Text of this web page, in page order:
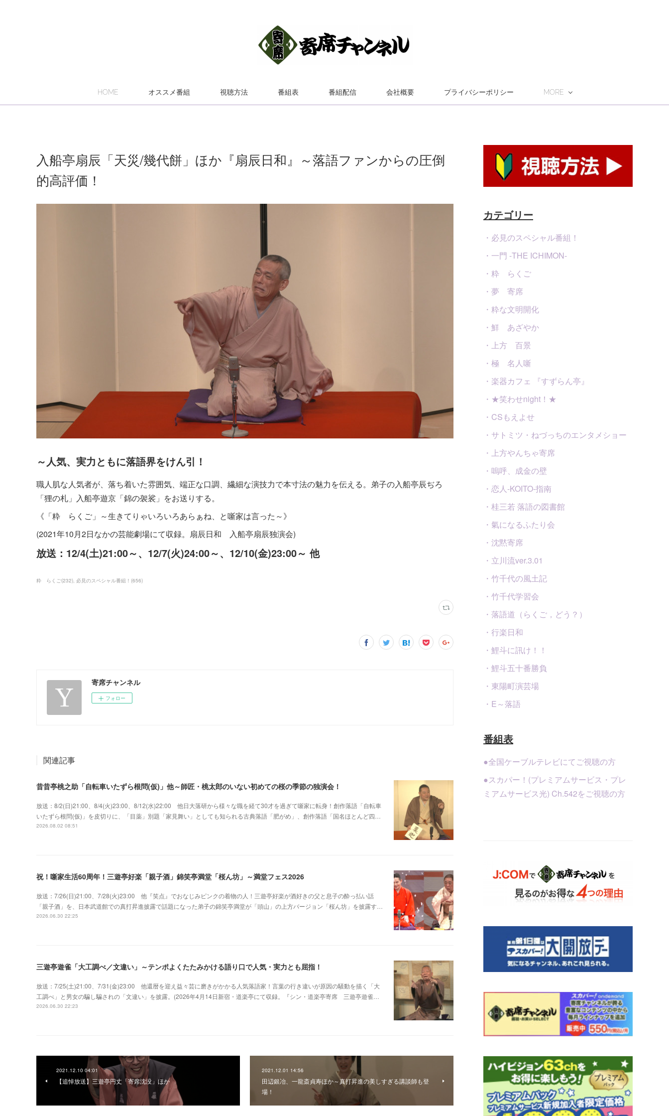
HOME オススメ番組 視聴方法 番組表 番組配信 会社概要 プライバシーポリシー MORE
入船亭扇辰「天災/幾代餅」ほか『扇辰日和』～落語ファンからの圧倒
的高評価！
～人気、実力ともに落語界をけん引！
職人肌な人気者が、落ち着いた雰囲気、端正な口調、繊細な演技力で本寸法の魅力を伝える。弟子の入船亭辰ぢろ
「狸の札」入船亭遊京「錦の袈裟」をお送りする。
《「粋 らくご」～生きてりゃいろいろあらぁね、と噺家は言った～》
(2021年10月2日なかの芸能劇場にて収録。扇辰日和 入船亭扇辰独演会)
放送：12/4(土)21:00～、12/7(火)24:00～、12/10(金)23:00～ 他
粋 らくご(232) 必見のスペシャル番組！ (656)
寄席チャンネル
フォロー
関連記事
昔昔亭桃之助「自転車いたずら根問(仮)」他～師匠・桃太郎のいない初めての桜の季節の独演会！
放送：8/2(日)21:00、8/4(火)23:00、8/12(水)22:00 他日大落研から様々な職を経て30才を過ぎて噺家に転身！創作落語「自転車
いたずら根問(仮)」を皮切りに、「目薬」別題「家見舞い」としても知られる古典落語「肥がめ」、創作落語「国名ほとんど四…
2026.08.02 08:51
祝！噺家生活60周年！三遊亭好楽「親子酒」錦笑亭満堂「桜ん坊」～満堂フェス2026
放送：7/26(日)21:00、7/28(火)23:00 他『笑点』でおなじみピンクの着物の人！三遊亭好楽が酒好きの父と息子の酔っ払い話
「親子酒」を、日本武道館での真打昇進披露で話題になった弟子の錦笑亭満堂が「頭山」の上方バージョン「桜ん坊」を披露す…
2026.06.30 22:25
三遊亭遊雀「大工調べ／文違い」～テンポよくたたみかける語り口で人気・実力とも屈指！
放送：7/25(土)21:00、7/31(金)23:00 他還暦を迎え益々芸に磨きがかかる人気落語家！言葉の行き違いが原因の騒動を描く「大
工調べ」と男女の騙し騙されの「文違い」を披露。(2026年4月14日新宿・道楽亭にて収録。『シン・道楽亭寄席 三遊亭遊雀…
2026.06.30 22:23
2021.12.10 04:01
【追悼放送】三遊亭円丈「寄席沈没」ほか
2021.12.01 14:56
田辺銀冶、一龍斎貞寿ほか～真打昇進の美しすぎる講談師も登
場！
カテゴリー
・必見のスペシャル番組！
・一門 -THE ICHIMON-
・粋 らくご
・夢 寄席
・粋な文明開化
・鮮 あざやか
・上方 百景
・極 名人噺
・楽器カフェ 『すずらん亭』
・★笑わせnight！★
・CSもえよせ
・サトミツ・ねづっちのエンタメショー
・上方やんちゃ寄席
・嗚呼、成金の壁
・恋人-KOITO-指南
・桂三若 落語の図書館
・氣になるふたり会
・沈黙寄席
・立川流ver.3.01
・竹千代の風土記
・竹千代学習会
・落語道（らくご，どう？）
・行楽日和
・鯉斗に訊け！！
・鯉斗五十番勝負
・東陽町演芸場
・E～落語
番組表
●全国ケーブルテレビにてご視聴の方
●スカパー！(プレミアムサービス・プレ
ミアムサービス光) Ch.542をご視聴の方